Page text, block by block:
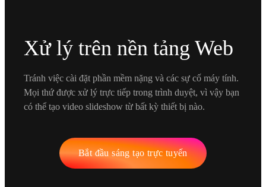
Xử lý trên nền tảng Web
Tránh việc cài đặt phần mềm nặng và các sự cố máy tính.
Mọi thứ được xử lý trực tiếp trong trình duyệt, vì vậy bạn
có thể tạo video slideshow từ bất kỳ thiết bị nào.
Bắt đầu sáng tạo trực tuyến